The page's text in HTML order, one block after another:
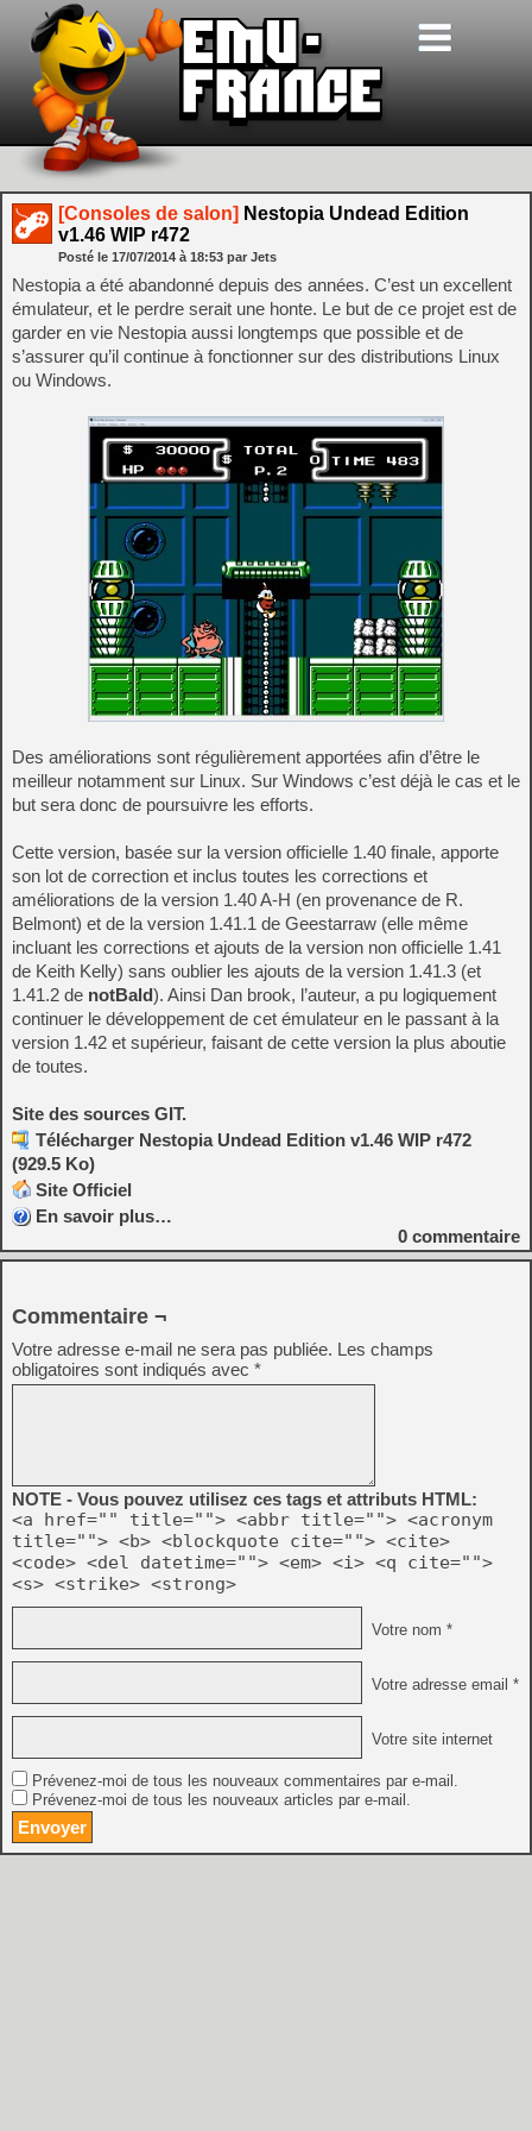
[Consoles de salon] Nestopia Undead Edition
v1.46 WIP r472
Posté le 17/07/2014 à 18:53 par Jets
Nestopia a été abandonné depuis des années. C’est un excellent
émulateur, et le perdre serait une honte. Le but de ce projet est de
garder en vie Nestopia aussi longtemps que possible et de
s’assurer qu’il continue à fonctionner sur des distributions Linux
ou Windows.
Des améliorations sont régulièrement apportées afin d’être le
meilleur notamment sur Linux. Sur Windows c’est déjà le cas et le
but sera donc de poursuivre les efforts.
Cette version, basée sur la version officielle 1.40 finale, apporte
son lot de correction et inclus toutes les corrections et
améliorations de la version 1.40 A-H (en provenance de R.
Belmont) et de la version 1.41.1 de Geestarraw (elle même
incluant les corrections et ajouts de la version non officielle 1.41
de Keith Kelly) sans oublier les ajouts de la version 1.41.3 (et
1.41.2 de notBald). Ainsi Dan brook, l’auteur, a pu logiquement
continuer le développement de cet émulateur en le passant à la
version 1.42 et supérieur, faisant de cette version la plus aboutie
de toutes.
Site des sources GIT.
Télécharger Nestopia Undead Edition v1.46 WIP r472
(929.5 Ko)
Site Officiel
En savoir plus…
0 commentaire
Commentaire ¬
Votre adresse e-mail ne sera pas publiée. Les champs
obligatoires sont indiqués avec *
NOTE - Vous pouvez utilisez ces tags et attributs HTML:
<a href="" title=""> <abbr title=""> <acronym
title=""> <b> <blockquote cite=""> <cite>
<code> <del datetime=""> <em> <i> <q cite="">
<s> <strike> <strong>
Votre nom *
Votre adresse email *
Votre site internet
Prévenez-moi de tous les nouveaux commentaires par e-mail.
Prévenez-moi de tous les nouveaux articles par e-mail.